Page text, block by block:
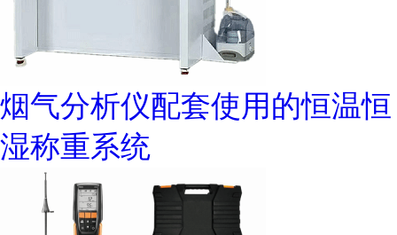
烟气分析仪配套使用的恒温恒
湿称重系统